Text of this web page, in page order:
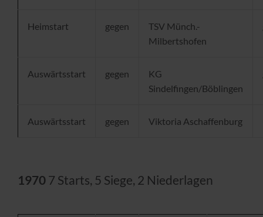
Heimstart gegen
TSV Münch.-
Milbertshofen
Auswärtsstart gegen
KG
Sindelfingen/Böblingen
Auswärtsstart gegen Viktoria Aschaffenburg
1970 7 Starts, 5 Siege, 2 Niederlagen